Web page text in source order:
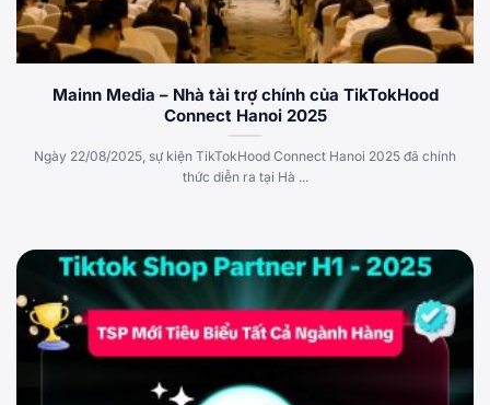
Mainn Media – Nhà tài trợ chính của TikTokHood
Connect Hanoi 2025
Ngày 22/08/2025, sự kiện TikTokHood Connect Hanoi 2025 đã chính
thức diễn ra tại Hà ...